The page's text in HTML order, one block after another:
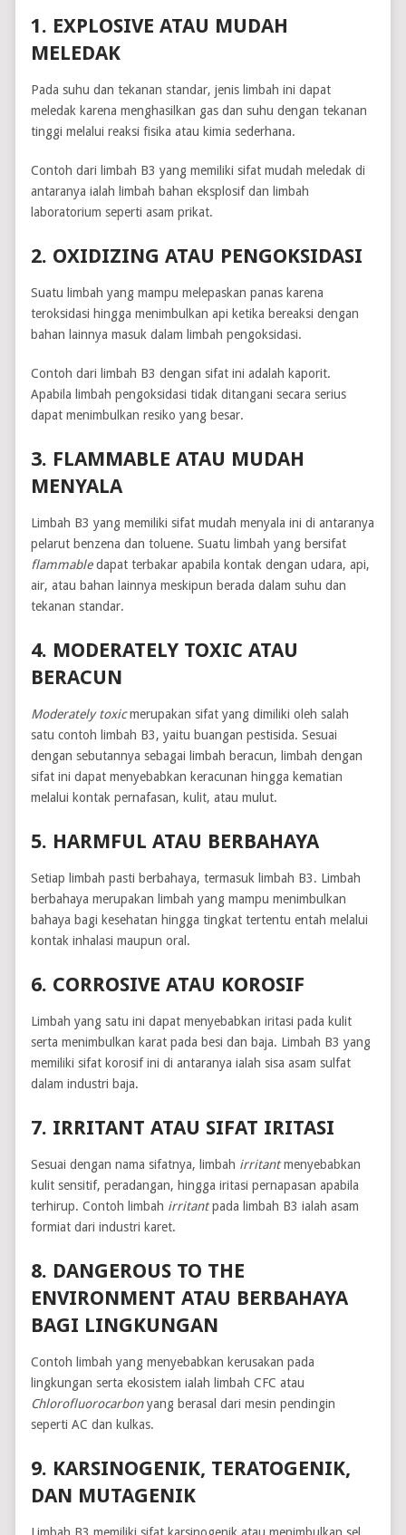
1. EXPLOSIVE ATAU MUDAH
MELEDAK
Pada suhu dan tekanan standar, jenis limbah ini dapat
meledak karena menghasilkan gas dan suhu dengan tekanan
tinggi melalui reaksi fisika atau kimia sederhana.
Contoh dari limbah B3 yang memiliki sifat mudah meledak di
antaranya ialah limbah bahan eksplosif dan limbah
laboratorium seperti asam prikat.
2. OXIDIZING ATAU PENGOKSIDASI
Suatu limbah yang mampu melepaskan panas karena
teroksidasi hingga menimbulkan api ketika bereaksi dengan
bahan lainnya masuk dalam limbah pengoksidasi.
Contoh dari limbah B3 dengan sifat ini adalah kaporit.
Apabila limbah pengoksidasi tidak ditangani secara serius
dapat menimbulkan resiko yang besar.
3. FLAMMABLE ATAU MUDAH
MENYALA
Limbah B3 yang memiliki sifat mudah menyala ini di antaranya
pelarut benzena dan toluene. Suatu limbah yang bersifat
flammabledapat terbakar apabila kontak dengan udara, api,
air, atau bahan lainnya meskipun berada dalam suhu dan
tekanan standar.
4. MODERATELY TOXIC ATAU
BERACUN
Moderately toxicmerupakan sifat yang dimiliki oleh salah
satu contoh limbah B3, yaitu buangan pestisida. Sesuai
dengan sebutannya sebagai limbah beracun, limbah dengan
sifat ini dapat menyebabkan keracunan hingga kematian
melalui kontak pernafasan, kulit, atau mulut.
5. HARMFUL ATAU BERBAHAYA
Setiap limbah pasti berbahaya, termasuk limbah B3. Limbah
berbahaya merupakan limbah yang mampu menimbulkan
bahaya bagi kesehatan hingga tingkat tertentu entah melalui
kontak inhalasi maupun oral.
6. CORROSIVE ATAU KOROSIF
Limbah yang satu ini dapat menyebabkan iritasi pada kulit
serta menimbulkan karat pada besi dan baja. Limbah B3 yang
memiliki sifat korosif ini di antaranya ialah sisa asam sulfat
dalam industri baja.
7. IRRITANT ATAU SIFAT IRITASI
Sesuai dengan nama sifatnya, limbah irritantmenyebabkan
kulit sensitif, peradangan, hingga iritasi pernapasan apabila
terhirup. Contoh limbah irritantpada limbah B3 ialah asam
formiat dari industri karet.
8. DANGEROUS TO THE
ENVIRONMENT ATAU BERBAHAYA
BAGI LINGKUNGAN
Contoh limbah yang menyebabkan kerusakan pada
lingkungan serta ekosistem ialah limbah CFC atau
Chlorofluorocarbonyang berasal dari mesin pendingin
seperti AC dan kulkas.
9. KARSINOGENIK, TERATOGENIK,
DAN MUTAGENIK